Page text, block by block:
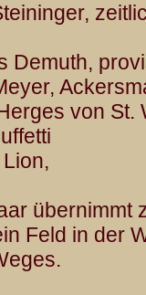
Demuth,
von St.
übernimmt
Feld in der